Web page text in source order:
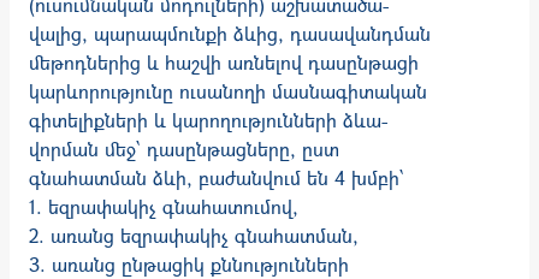
վալից, պա­­­րապ­­մունքի ձևից, դասավանդ­ման
մեթոդներից և հաշվի առ­նե­լով դաս­ընթացի
կա­րևո­րու­թյունը ուսանողի մաս­նա­գի­տա­կան
գի­տելիք­նե­րի և կարողու­թյուն­ների ձևա­
վորման մեջ՝ դաս­ըն­թացները, ըստ
գնահատման ձևի, բաժանվում են 4 խմբի՝
1. եզրափակիչ գնահատումով,
2. առանց եզրափակիչ գնահատման,
3. առանց ընթացիկ քննությունների